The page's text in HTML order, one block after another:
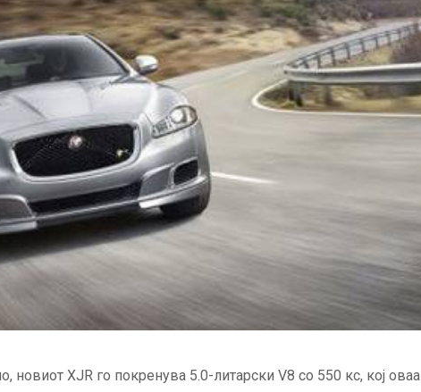
новиот XJR го покренува 5.0-литарски V8 со 550 кс, кој оваа